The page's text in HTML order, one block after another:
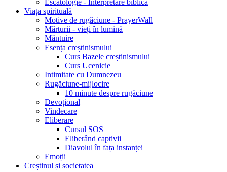
Escatologie - Interpretare biblică
Viața spirituală
Motive de rugăciune - PrayerWall
Mărturii - vieți în lumină
Mântuire
Esența creștinismului
Curs Bazele creștinismului
Curs Ucenicie
Intimitate cu Dumnezeu
Rugăciune-mijlocire
10 minute despre rugăciune
Devoțional
Vindecare
Eliberare
Cursul SOS
Eliberând captivii
Diavolul în fața instanței
Emoții
Creștinul și societatea